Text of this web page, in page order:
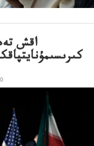
اقش
0